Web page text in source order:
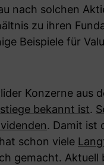
nach solchen
zu ihren
Beispiele für
Konzerne aus
bekannt ist.
. Damit ist
schon viele
gemacht.